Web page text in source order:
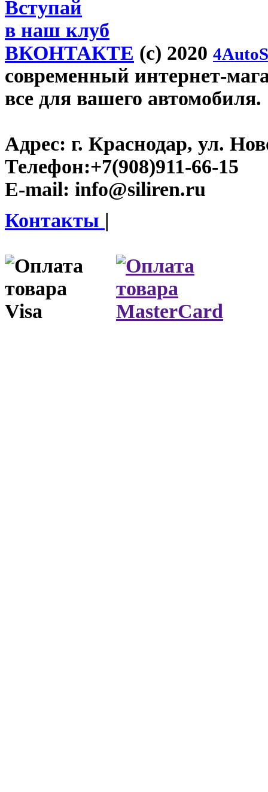
Вступай
в наш клуб
ВКОНТАКТЕ (c) 2020
современный интернет-
все для вашего автомобиля.
Адрес: г. Краснодар, ул.
Телефон:+7(908)911-66-15
E-mail: info@siliren.ru
Контакты |